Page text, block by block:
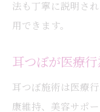
法も丁寧に説明さ
用できます。
耳つぼが医療
耳つぼ施術は医療
康維持、美容サポ